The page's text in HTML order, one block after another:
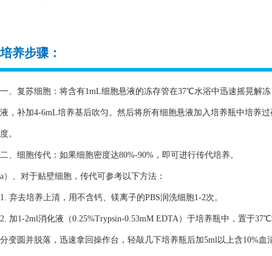
培养步骤：
一、复苏细胞：将含有1mL细胞悬液的冻存管在37℃水浴中迅速摇晃解
液，补加4-6mL培养基后吹匀。然后将所有细胞悬液加入培养瓶中培养
度。
二、细胞传代：如果细胞密度达80%-90%，即可进行传代培养。
a）、对于贴壁细胞，传代可参考以下方法：
1. 弃去培养上清，用不含钙、镁离子的PBS润洗细胞1-2次。
2. 加1-2ml消化液（0.25%Trypsin-0.53mM EDTA）于培养瓶中，置于
分变圆并脱落，迅速拿回操作台，轻敲几下培养瓶后加5ml以上含10%血